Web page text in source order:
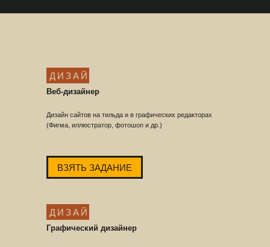
ДИЗАЙН
Веб-дизайнер
Дизайн сайтов на тильда и в графических редакторах
(Фигма, иллюстратор, фотошоп и др.)
ВЗЯТЬ ЗАДАНИЕ
ДИЗАЙН
Графический дизайнер